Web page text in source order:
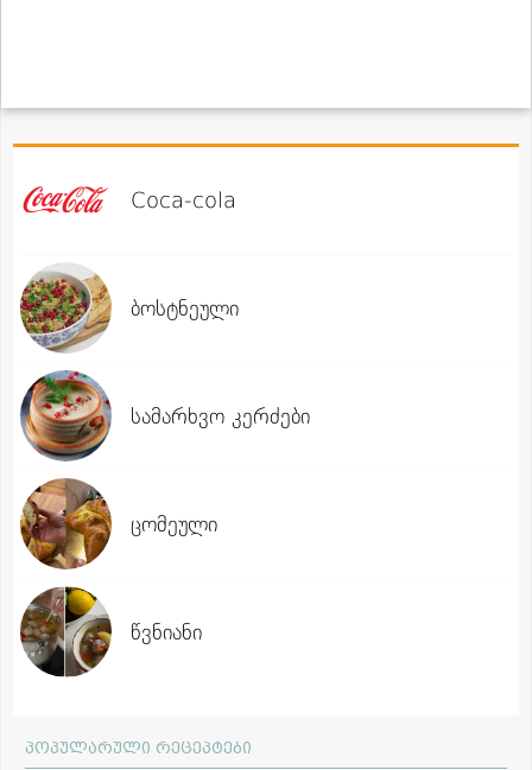
Coca-cola
ბოსტნეული
სამარხვო კერძები
ცომეული
წვნიანი
პოპულარული რეცეპტები